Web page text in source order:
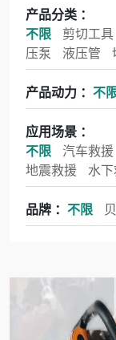
产品分类 ：
不限
剪切工具
压泵
液压管
产品动力 ： 不
应用场景 ：
不限
汽车救援
地震救援
水
品牌 ： 不限